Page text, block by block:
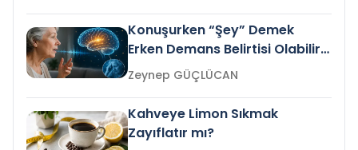
Konuşurken “Şey” Demek
Erken Demans Belirtisi Olabilir
mi?
Zeynep GÜÇLÜCAN
Kahveye Limon Sıkmak
Zayıflatır mı?